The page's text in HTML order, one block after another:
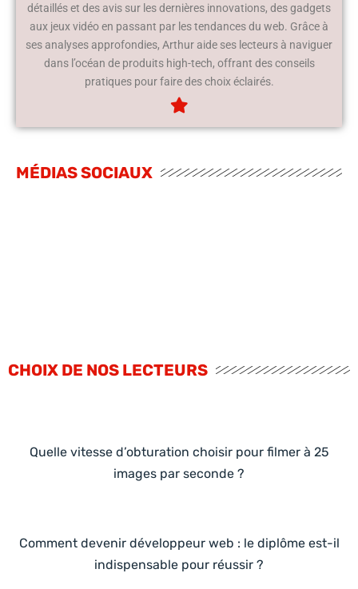
détaillés et des avis sur les dernières innovations, des gadgets
aux jeux vidéo en passant par les tendances du web. Grâce à
ses analyses approfondies, Arthur aide ses lecteurs à naviguer
dans l’océan de produits high-tech, offrant des conseils
pratiques pour faire des choix éclairés.
MÉDIAS SOCIAUX
CHOIX DE NOS LECTEURS
Quelle vitesse d’obturation choisir pour filmer à 25
images par seconde ?
Comment devenir développeur web : le diplôme est-il
indispensable pour réussir ?